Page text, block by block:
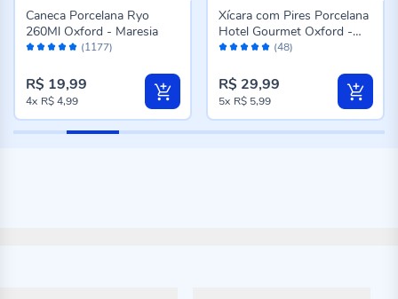
Avaliação: (1177)
Caneca Porcelana Ryo
260Ml Oxford - Maresia
R$ 19,99
4x R$ 4,99
Avaliação: (48)
Xícara com Pires Porcelana
Hotel Gourmet Oxford -
200 ml
R$ 29,99
5x R$ 5,99